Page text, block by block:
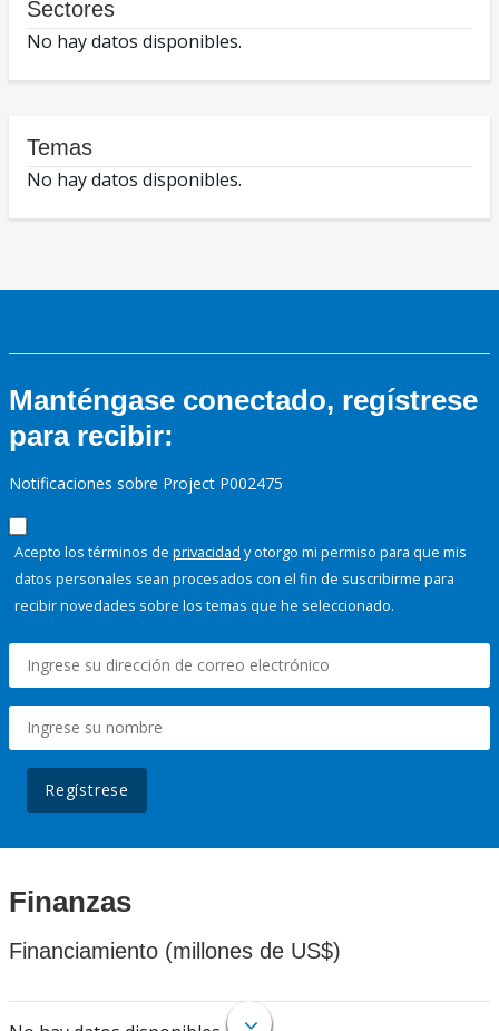
Sectores
No hay datos disponibles.
Temas
No hay datos disponibles.
Manténgase conectado, regístrese
para recibir:
Notificaciones sobre Project P002475
Acepto los términos de privacidad y otorgo mi permiso para que mis
datos personales sean procesados con el fin de suscribirme para
recibir novedades sobre los temas que he seleccionado.
Regístrese
Finanzas
Financiamiento (millones de US$)